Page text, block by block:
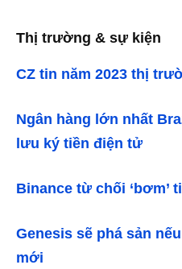
Thị trường & sự kiện
CZ tin năm 2023 thị
Ngân hàng lớn nhất
lưu ký tiền điện tử
Binance từ chối ‘bơm’
Genesis sẽ phá sản
mới